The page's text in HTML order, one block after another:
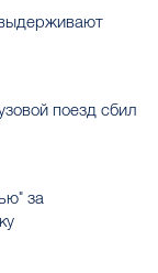
поезд сбил
за